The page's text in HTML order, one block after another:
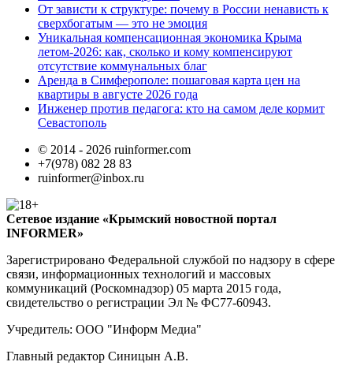
От зависти к структуре: почему в России ненависть к
сверхбогатым — это не эмоция
Уникальная компенсационная экономика Крыма
летом-2026: как, сколько и кому компенсируют
отсутствие коммунальных благ
Аренда в Симферополе: пошаговая карта цен на
квартиры в августе 2026 года
Инженер против педагога: кто на самом деле кормит
Севастополь
© 2014 - 2026 ruinformer.com
+7(978) 082 28 83
ruinformer@inbox.ru
Сетевое издание «Крымский новостной портал
INFORMER»
Зарегистрировано Федеральной службой по надзору в сфере
связи, информационных технологий и массовых
коммуникаций (Роскомнадзор) 05 марта 2015 года,
свидетельство о регистрации Эл № ФС77-60943.
Учредитель: ООО "Информ Медиа"
Главный редактор Синицын А.В.